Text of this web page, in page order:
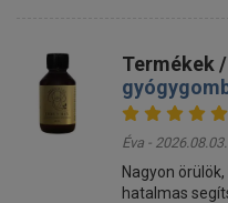
Termékek /
Éva -
Nagyon
hatalmas